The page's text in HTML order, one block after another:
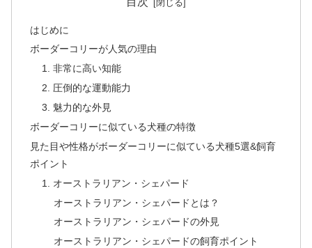
はじめに
ボーダーコリーが人気の理由
1. 非常に高い知能
2. 圧倒的な運動能力
3. 魅力的な外見
ボーダーコリーに似ている犬種の特徴
見た目や性格がボーダーコリーに似ている犬種5選&飼育
ポイント
1. オーストラリアン・シェパード
オーストラリアン・シェパードとは？
オーストラリアン・シェパードの外見
オーストラリアン・シェパードの飼育ポイント